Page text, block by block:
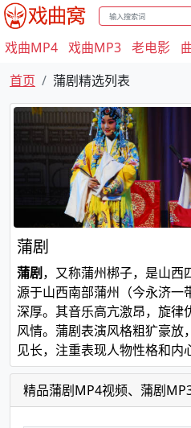
戏曲MP4 戏曲MP3 老电影
首页
蒲剧精选列表
蒲剧
蒲剧 ，又称蒲州梆子，是山西
源于山西南部蒲州（今永济一
深厚。其音乐高亢激昂，旋律
风情。蒲剧表演风格粗犷豪放
见长，注重表现人物性格和内
反唐》、《火焰驹》等，深受
质文化遗产，蒲剧不仅是山西
民族戏曲艺术的重要组成部分
精品蒲剧MP4视频、蒲剧